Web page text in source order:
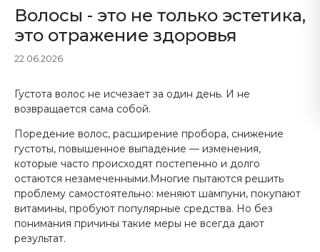
Волосы - это не только эстетика,
это отражение здоровья
22.06.2026
Густота волос не исчезает за один день. И не
возвращается сама собой.
Поредение волос, расширение пробора, снижение
густоты, повышенное выпадение — изменения,
которые часто происходят постепенно и долго
остаются незамеченными.Многие пытаются решить
проблему самостоятельно: меняют шампуни, покупают
витамины, пробуют популярные средства. Но без
понимания причины такие меры не всегда дают
результат.